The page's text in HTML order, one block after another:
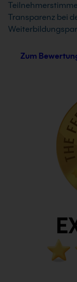
Transparenz bei
Zum